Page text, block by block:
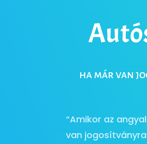
ha már van
“Amikor az
van